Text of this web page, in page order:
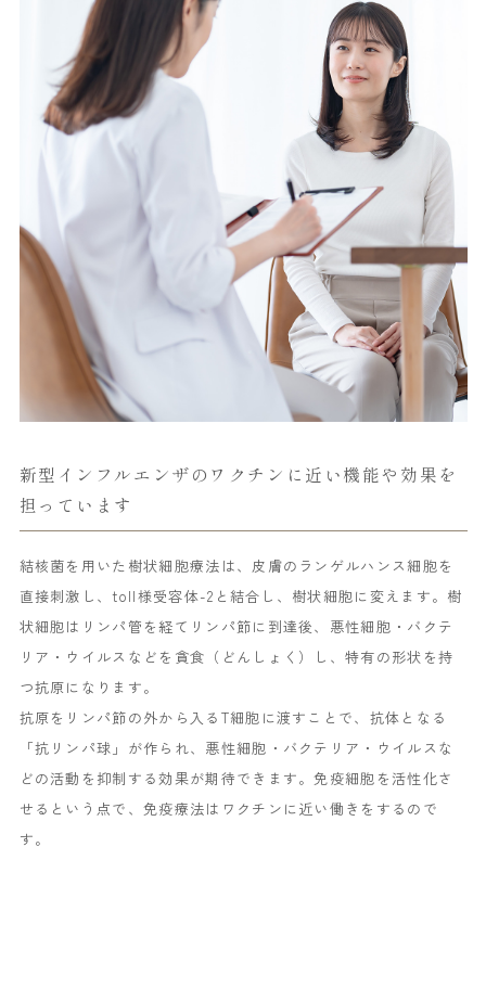
新型インフルエンザのワクチンに近い機能や効果を
担っています
結核菌を用いた樹状細胞療法は、皮膚のランゲルハンス細胞を
直接刺激し、toll様受容体-2と結合し、樹状細胞に変えます。樹
状細胞はリンパ管を経てリンパ節に到達後、悪性細胞・バクテ
リア・ウイルスなどを貪食（どんしょく）し、特有の形状を持
つ抗原になります。
抗原をリンパ節の外から入るT細胞に渡すことで、抗体となる
「抗リンパ球」が作られ、悪性細胞・バクテリア・ウイルスな
どの活動を抑制する効果が期待できます。免疫細胞を活性化さ
せるという点で、免疫療法はワクチンに近い働きをするので
す。